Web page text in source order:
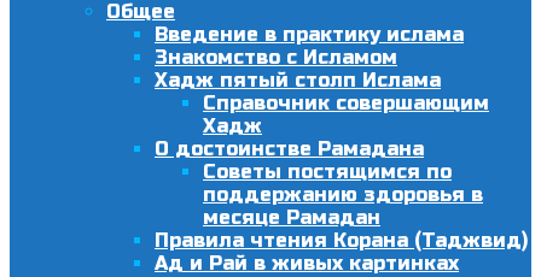
Общее
Введение в практику ислама
Знакомство с Исламом
Хадж пятый столп Ислама
Справочник совершающим
Хадж
О достоинстве Рамадана
Советы постящимся по
поддержанию здоровья в
месяце Рамадан
Правила чтения Корана (Таджвид)
Ад и Рай в живых картинках